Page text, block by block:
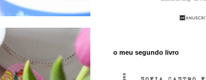
o meu segundo livro